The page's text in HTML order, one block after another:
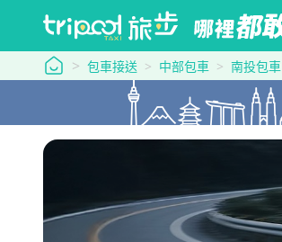
tripool 旅步
包車接送 中部包車 南投包車